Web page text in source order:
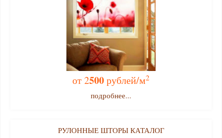
от 2500рублей/м2
подробнее...
РУЛОННЫЕ ШТОРЫ КАТАЛОГ